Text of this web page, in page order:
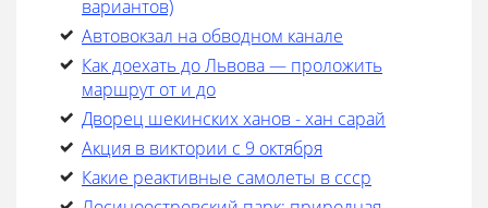
вариантов)
Автовокзал на обводном канале
Как доехать до Львова — проложить
маршрут от и до
Дворец шекинских ханов - хан сарай
Акция в виктории с 9 октября
Какие реактивные самолеты в ссср